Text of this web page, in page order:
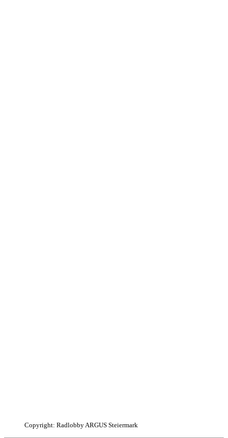
Copyright: Radlobby ARGUS Steiermark